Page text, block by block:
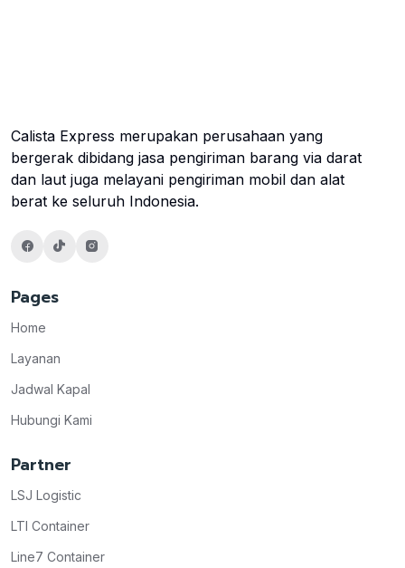
Calista Express merupakan perusahaan yang
bergerak dibidang jasa pengiriman barang via darat
dan laut juga melayani pengiriman mobil dan alat
berat ke seluruh Indonesia.
Pages
Home
Layanan
Jadwal Kapal
Hubungi Kami
Partner
LSJ Logistic
LTI Container
Line7 Container